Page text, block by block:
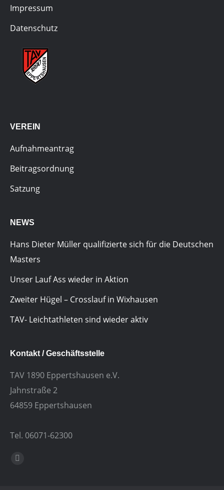
Impressum
Datenschutz
VEREIN
Aufnahmeantrag
Beitragsordnung
Satzung
NEWS
Hans Dieter Müller qualifizierte sich für die Deutschen
Masters
Unser Lauf Ass wieder in Aktion
Zweiter Hügel – Crosslauf in Wixhausen
TAV- Leichtathleten sind wieder aktiv
Kontakt / Geschäftsstelle
TAV 1890 Eppertshausen e.V.
Jahnstraße 2
64859 Eppertshausen
Tel. 06071-62300
Finden Sie uns auf:
E-